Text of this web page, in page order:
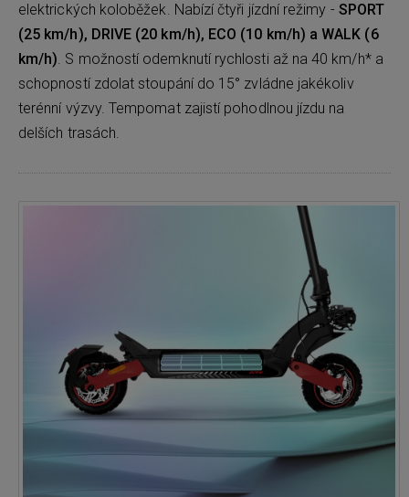
elektrických koloběžek. Nabízí čtyři jízdní režimy - SPORT
(25 km/h), DRIVE (20 km/h), ECO (10 km/h) a WALK (6
km/h). S možností odemknutí rychlosti až na 40 km/h* a
schopností zdolat stoupání do 15° zvládne jakékoliv
terénní výzvy. Tempomat zajistí pohodlnou jízdu na
delších trasách.